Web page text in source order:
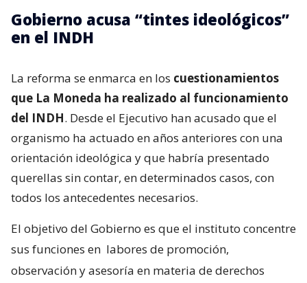
Gobierno acusa “tintes ideológicos”
en el INDH
La reforma se enmarca en los cuestionamientos
que La Moneda ha realizado al funcionamiento
del INDH. Desde el Ejecutivo han acusado que el
organismo ha actuado en años anteriores con una
orientación ideológica y que habría presentado
querellas sin contar, en determinados casos, con
todos los antecedentes necesarios.
El objetivo del Gobierno es que el instituto concentre
sus funciones en labores de promoción,
observación y asesoría en materia de derechos